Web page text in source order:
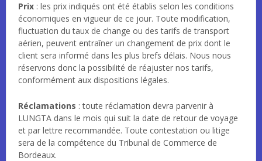
Prix : les prix indiqués ont été établis selon les conditions
économiques en vigueur de ce jour. Toute modification,
fluctuation du taux de change ou des tarifs de transport
aérien, peuvent entraîner un changement de prix dont le
client sera informé dans les plus brefs délais. Nous nous
réservons donc la possibilité de réajuster nos tarifs,
conformément aux dispositions légales.
Réclamations : toute réclamation devra parvenir à
LUNGTA dans le mois qui suit la date de retour de voyage
et par lettre recommandée. Toute contestation ou litige
sera de la compétence du Tribunal de Commerce de
Bordeaux.